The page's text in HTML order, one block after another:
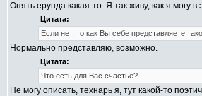
Опять ерунда какая-то. Я так живу, как я могу в
Цитата:
Если нет, то как Вы себе представляете
Нормально представляю, возможно.
Цитата:
Что есть для Вас счастье?
Не могу описать, технарь я, тут какой-то